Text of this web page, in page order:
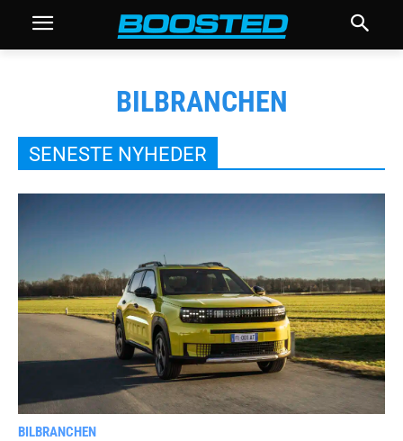
BILBRANCHEN
SENESTE NYHEDER
BILBRANCHEN